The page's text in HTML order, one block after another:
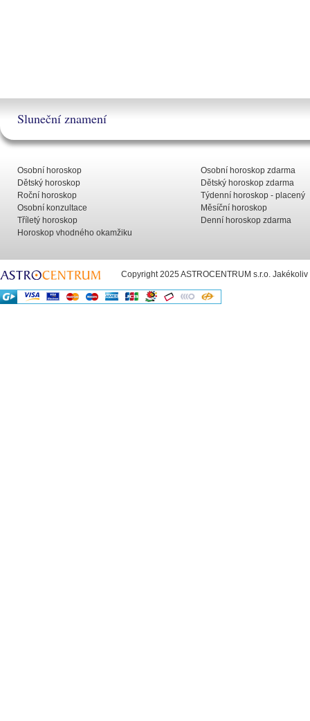
Sluneční znamení
Osobní horoskop
Dětský horoskop
Roční horoskop
Osobní konzultace
Tříletý horoskop
Horoskop vhodného okamžiku
Osobní horoskop zdarma
Dětský horoskop zdarma
Týdenní horoskop - placený
Měsíční horoskop
Denní horoskop zdarma
Copyright 2025 ASTROCENTRUM s.r.o.